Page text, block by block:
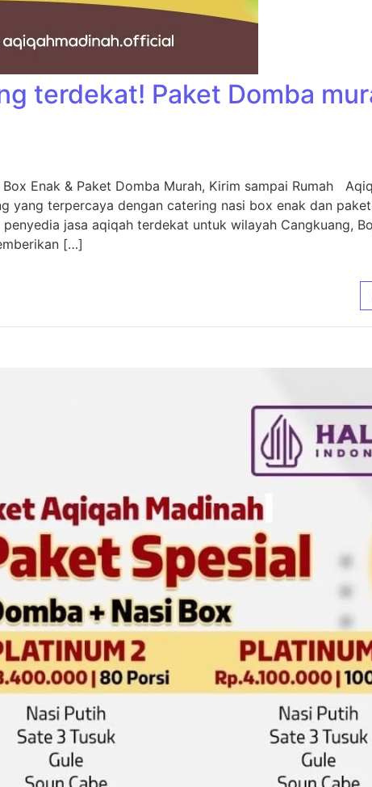
terdekat! Paket Domba
Enak & Paket Domba Murah, Kirim sampai Rumah
yang terpercaya dengan catering nasi box enak dan
jasa aqiqah terdekat untuk wilayah Cangkuang,
[…]